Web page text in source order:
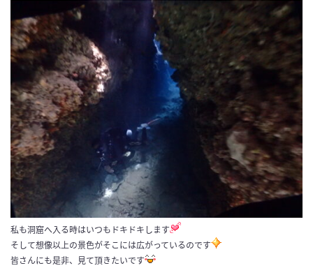
私も洞窟へ入る時はいつもドキドキします
そして想像以上の景色がそこには広がっているのです
皆さんにも是非、見て頂きたいです